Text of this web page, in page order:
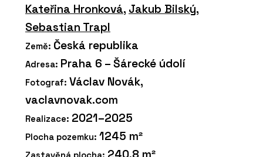
Kateřina Hronková, Jakub Bilský,
Sebastian Trapl
Země: Česká republika
Adresa: Praha 6 – Šárecké údolí
Fotograf: Václav Novák,
vaclavnovak.com
Realizace: 2021–2025
Plocha pozemku: 1245 m²